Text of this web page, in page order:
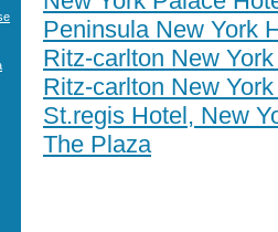
Peninsula New York
Ritz-carlton New
Ritz-carlton New
St.regis Hotel, New
The Plaza